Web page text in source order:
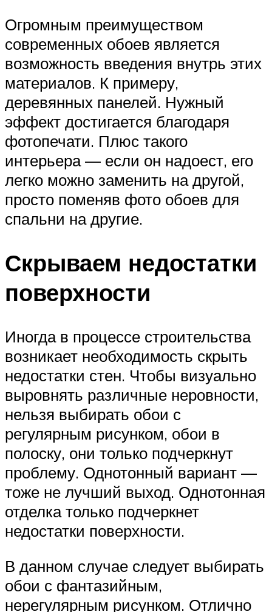
Огромным преимуществом
современных обоев является
возможность введения внутрь этих
материалов. К примеру,
деревянных панелей. Нужный
эффект достигается благодаря
фотопечати. Плюс такого
интерьера — если он надоест, его
легко можно заменить на другой,
просто поменяв фото обоев для
спальни на другие.
Скрываем недостатки
поверхности
Иногда в процессе строительства
возникает необходимость скрыть
недостатки стен. Чтобы визуально
выровнять различные неровности,
нельзя выбирать обои с
регулярным рисунком, обои в
полоску, они только подчеркнут
проблему. Однотонный вариант —
тоже не лучший выход. Однотонная
отделка только подчеркнет
недостатки поверхности.
В данном случае следует выбирать
обои с фантазийным,
нерегулярным рисунком. Отлично